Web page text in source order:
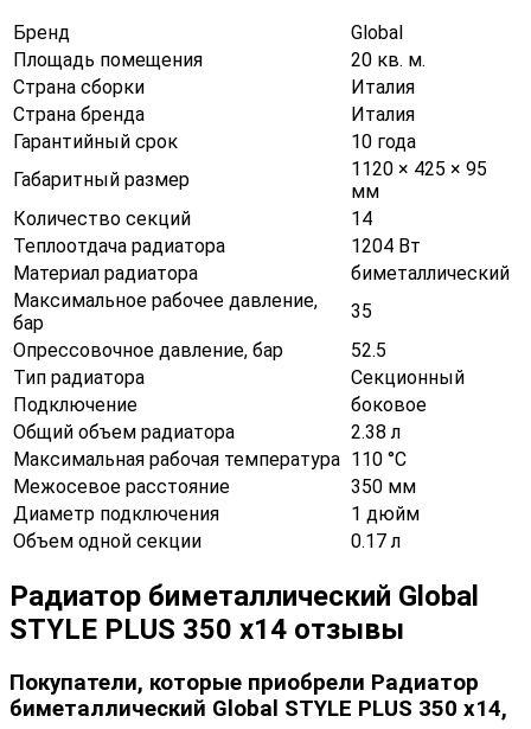
Бренд
Global
Площадь помещения
20 кв. м.
Страна сборки
Италия
Страна бренда
Италия
Гарантийный срок
10 года
Габаритный размер
1120 × 425 × 95
мм
Количество секций
14
Теплоотдача радиатора
1204 Вт
Материал радиатора
биметаллический
Максимальное рабочее давление,
бар
35
Опрессовочное давление, бар
52.5
Тип радиатора
Секционный
Подключение
боковое
Общий объем радиатора
2.38 л
Максимальная рабочая температура 110 °С
Межосевое расстояние
350 мм
Диаметр подключения
1 дюйм
Объем одной секции
0.17 л
Радиатор биметаллический Global
STYLE PLUS 350 x14 отзывы
Покупатели, которые приобрели Радиатор
биметаллический Global STYLE PLUS 350 x14,